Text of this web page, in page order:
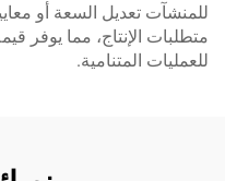
للمنشآت تعديل السعة أو
متطلبات الإنتاج، مما يوفر
للعمليات المتنامية.